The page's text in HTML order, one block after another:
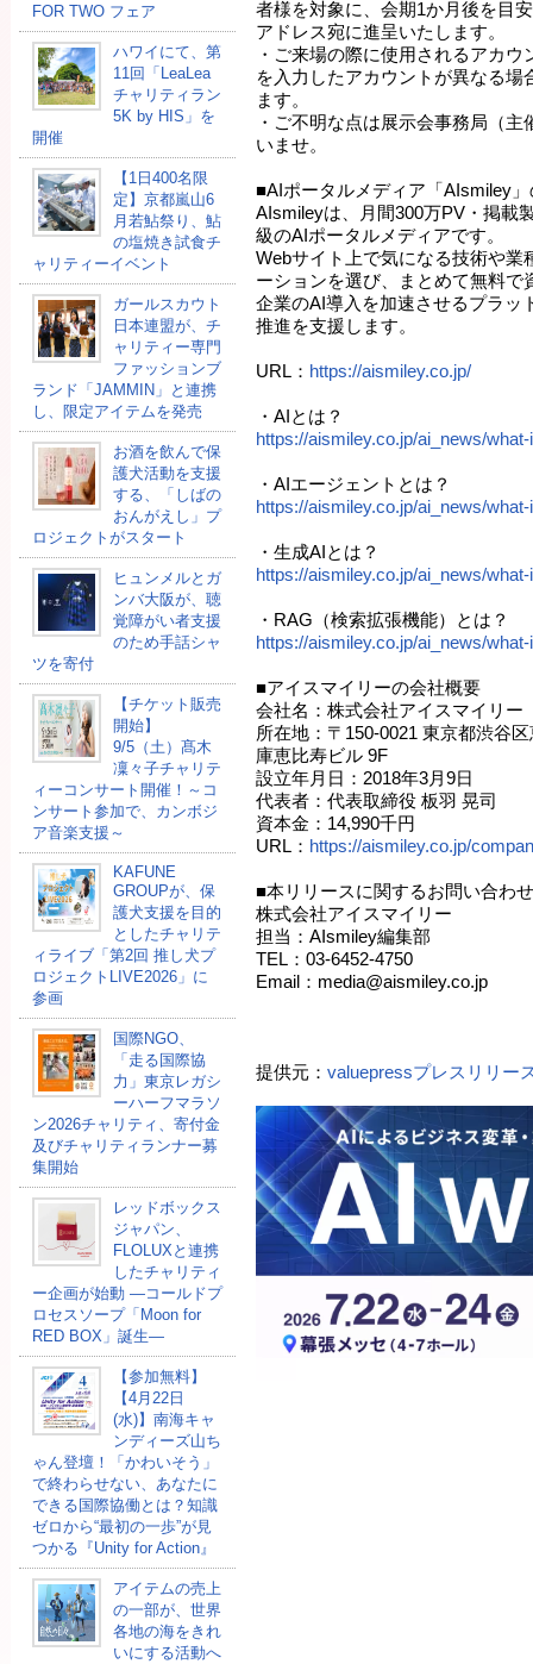
FOR TWO フェア
ハワイにて、第
11回「LeaLea
チャリティラン
5K by HIS」を
開催
【1日400名限
定】京都嵐山6
月若鮎祭り、鮎
の塩焼き試食チ
ャリティーイベント
ガールスカウト
日本連盟が、チ
ャリティー専門
ファッションブ
ランド「JAMMIN」と連携
し、限定アイテムを発売
お酒を飲んで保
護犬活動を支援
する、「しばの
おんがえし」プ
ロジェクトがスタート
ヒュンメルとガ
ンバ大阪が、聴
覚障がい者支援
のため手話シャ
ツを寄付
【チケット販売
開始】
9/5（土）髙木
凜々子チャリテ
ィーコンサート開催！～コ
ンサート参加で、カンボジ
ア音楽支援～
KAFUNE
GROUPが、保
護犬支援を目的
としたチャリテ
ィライブ「第2回 推し犬プ
ロジェクトLIVE2026」に
参画
国際NGO、
「走る国際協
力」東京レガシ
ーハーフマラソ
ン2026チャリティ、寄付金
及びチャリティランナー募
集開始
レッドボックス
ジャパン、
FLOLUXと連携
したチャリティ
ー企画が始動 ―コールドプ
ロセスソープ「Moon for
RED BOX」誕生―
【参加無料】
【4月22日
(水)】南海キャ
ンディーズ山ち
ゃん登壇！「かわいそう」
で終わらせない、あなたに
できる国際協働とは？知識
ゼロから“最初の一歩”が見
つかる『Unity for Action』
アイテムの売上
の一部が、世界
各地の海をきれ
いにする活動へ
者様を対象に、会期1か月後を目
アドレス宛に進呈いたします。
・ご来場の際に使用されるアカ
を入力したアカウントが異なる場
ます。
・ご不明な点は展示会事務局（
いませ。
■AIポータルメディア「AIsmiley」
AIsmileyは、月間300万PV・掲載
級のAIポータルメディアです。
Webサイト上で気になる技術や業
ーションを選び、まとめて無料で
企業のAI導入を加速させるプラッ
推進を支援します。
URL： https://aismiley.co.jp/
・AIとは？
https://aismiley.co.jp/ai_news/what-
・AIエージェントとは？
https://aismiley.co.jp/ai_news/
・生成AIとは？
https://aismiley.co.jp/ai_news/
・RAG（検索拡張機能）とは？
https://aismiley.co.jp/ai_news/
■アイスマイリーの会社概要
会社名：株式会社アイスマイリー
所在地：〒150-0021 東京都渋谷
庫恵比寿ビル 9F
設立年月日：2018年3月9日
代表者：代表取締役 板羽 晃司
資本金：14,990千円
URL： https://aismiley.co.jp/
■本リリースに関するお問い合わせ
株式会社アイスマイリー
担当：AIsmiley編集部
TEL：03-6452-4750
Email：media@aismiley.co.jp
提供元： valuepressプレスリリー